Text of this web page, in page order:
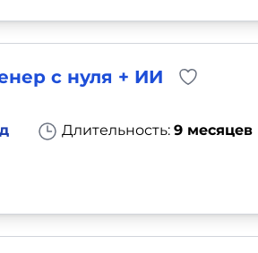
с нуля + ИИ
Длительность: 9 месяцев